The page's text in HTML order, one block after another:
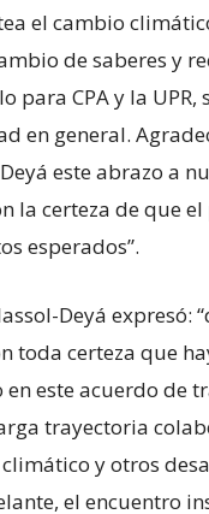
el cambio
de saberes y
para CPA y la UPR,
en general.
este abrazo a
la certeza de que
esperados”.
Deyá expresó:
toda certeza que
este acuerdo de
trayectoria
y otros
el encuentro